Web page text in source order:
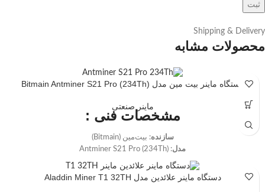
Shipping & Delivery
محصولات مشابه
دستگاه ماینر بیت مین مدل Bitmain Antminer S21 Pro (234Th)
ماینر صنعتی
مشخصات فنی :
سازنده: بیت‌مین (Bitmain)
مدل: Antminer S21 Pro (234Th)
نام‌های دیگر
تاریخ انتشار
: جولای 2024
ابعاد
دستگاه ماینر علائدین مدل Aladdin Miner T1 32TH